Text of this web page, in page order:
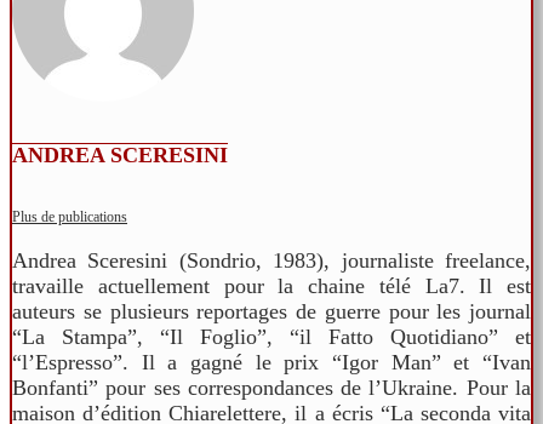
ANDREA SCERESINI
Plus de publications
Andrea Sceresini (Sondrio, 1983), journaliste freelance,
travaille actuellement pour la chaine télé La7. Il est
auteurs se plusieurs reportages de guerre pour les journal
“La Stampa”, “Il Foglio”, “il Fatto Quotidiano” et
“l’Espresso”. Il a gagné le prix “Igor Man” et “Ivan
Bonfanti” pour ses correspondances de l’Ukraine. Pour la
maison d’édition Chiarelettere, il a écris “La seconda vita